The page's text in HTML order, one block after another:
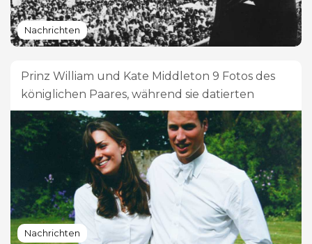
Nachrichten
Prinz William und Kate Middleton 9 Fotos des
königlichen Paares, während sie datierten
Nachrichten